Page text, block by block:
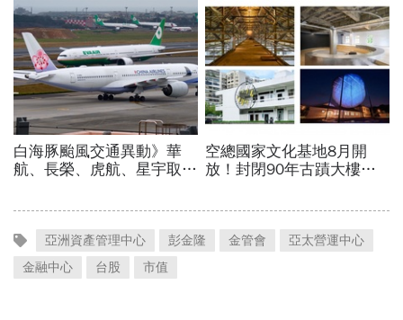
亞洲資產管理中心 彭金隆 金管會
亞太營運中心
金融中心
台股 市值